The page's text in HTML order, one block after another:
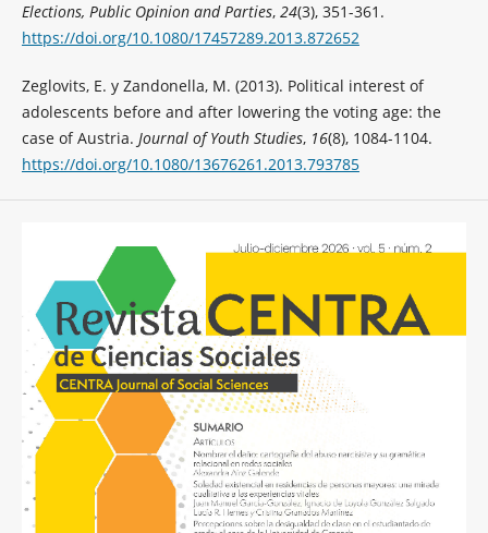
Elections, Public Opinion and Parties, 24(3), 351-361.
https://doi.org/10.1080/17457289.2013.872652
Zeglovits, E. y Zandonella, M. (2013). Political interest of
adolescents before and after lowering the voting age: the
case of Austria. Journal of Youth Studies, 16(8), 1084-1104.
https://doi.org/10.1080/13676261.2013.793785